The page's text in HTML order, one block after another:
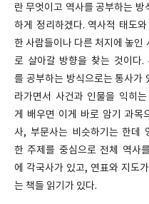
란 무엇이고 역사를 공부하는
하게 정리하겠다. 역사적 태도
한 사람들이나 다른 처지에 놓인
로 살아갈 방향을 찾는 것이다.
를 공부하는 방식으로는 통사가
라가면서 사건과 인물을 익히
게 배우면 이게 바로 암기 과목
사, 부문사는 비슷하기는 한데
한 주제를 중심으로 전체 역사
에 각국사가 있고, 연표와 지도
는 책들 읽기가 있다.